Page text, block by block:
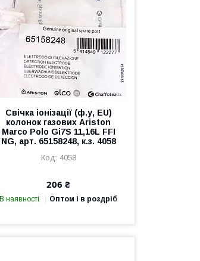
Свічка іонізації (ф.у, EU)
колонок газових Ariston
Marco Polo Gi7S 11,16L FFI
NG, арт. 65158248, к.з. 4058
4058
206 ₴
В наявності Оптом і в роздріб